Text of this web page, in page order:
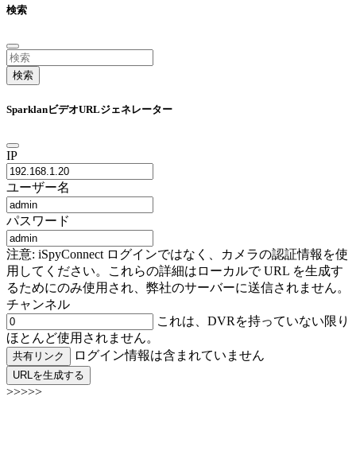
検索
検索
SparklanビデオURLジェネレーター
IP
ユーザー名
パスワード
注意: iSpyConnect ログインではなく、カメラの認証情報を使
用してください。これらの詳細はローカルで URL を生成す
るためにのみ使用され、弊社のサーバーに送信されません。
チャンネル
これは、DVRを持っていない限り
ほとんど使用されません。
共有リンク ログイン情報は含まれていません
URLを生成する
>>>>>